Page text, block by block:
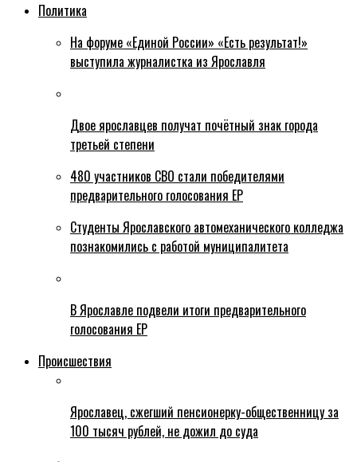
Политика
На форуме «Единой России» «Есть результат!»
выступила журналистка из Ярославля
Двое ярославцев получат почётный знак города
третьей степени
480 участников СВО стали победителями
предварительного голосования ЕР
Студенты Ярославского автомеханического колледжа
познакомились с работой муниципалитета
В Ярославле подвели итоги предварительного
голосования ЕР
Происшествия
Ярославец, сжегший пенсионерку-общественницу за
100 тысяч рублей, не дожил до суда